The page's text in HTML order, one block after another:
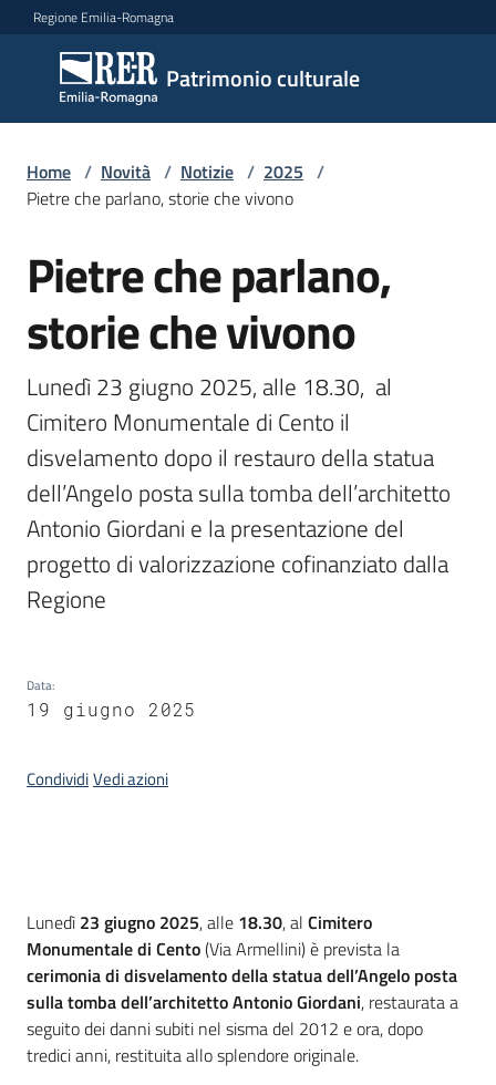
Vai al contenuto
Vai alla navigazione
Vai al footer
Regione Emilia-Romagna
Patrimonio culturale
Patrimonio
culturale
Argomenti
Novità
Servizi
Leggi
Atti
Bandi
Piani
Programmi
Progetti
Giuseppe
Guglielmi
su
Home / Novità / Notizie / 2025 /
Pietre che parlano, storie che vivono
Salta al contenuto
Pietre che parlano,
storie che vivono
Lunedì 23 giugno 2025, alle 18.30,  al
Cimitero Monumentale di Cento il
disvelamento dopo il restauro della statua
dell’Angelo posta sulla tomba dell’architetto
Antonio Giordani e la presentazione del
progetto di valorizzazione cofinanziato dalla
Regione
Data:
19 giugno 2025
CondividiVedi azioni
Introduzione
Lunedì 23 giugno 2025, alle 18.30, al Cimitero
Monumentale di Cento(Via Armellini) è prevista la
cerimonia di disvelamento della statua dell’Angelo posta
sulla tomba dell’architetto Antonio Giordani, restaurata a
seguito dei danni subiti nel sisma del 2012 e ora, dopo
tredici anni, restituita allo splendore originale.